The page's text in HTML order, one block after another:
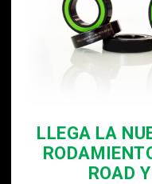
LLEGA LA
ROAD